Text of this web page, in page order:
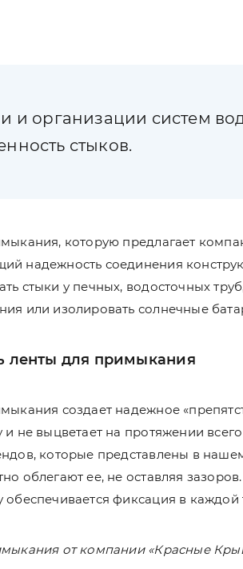
и организации систем
стыков.
которую предлагает
надежность соединения
стыки у печных, водосточных
или изолировать солнечные
ленты для примыкания
создает надежное
и не выцветает на протяжении
которые представлены в
облегают ее, не оставляя
обеспечивается фиксация в каждой
от компании «Красные